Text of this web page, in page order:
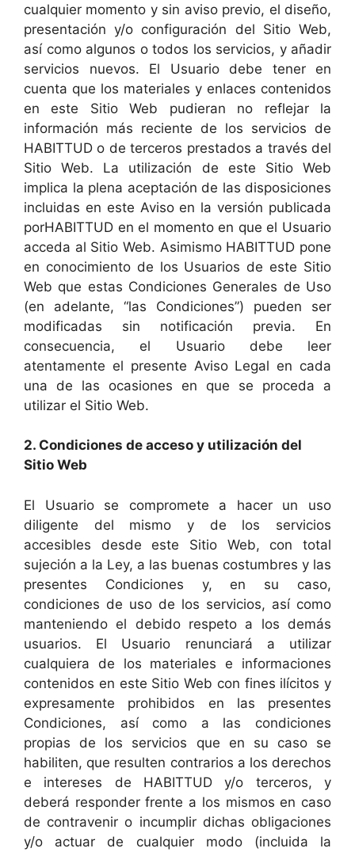
cualquier momento y sin aviso previo, el diseño,
presentación y/o configuración del Sitio Web,
así como algunos o todos los servicios, y añadir
servicios nuevos. El Usuario debe tener en
cuenta que los materiales y enlaces contenidos
en este Sitio Web pudieran no reflejar la
información más reciente de los servicios de
HABITTUD o de terceros prestados a través del
Sitio Web. La utilización de este Sitio Web
implica la plena aceptación de las disposiciones
incluidas en este Aviso en la versión publicada
porHABITTUD en el momento en que el Usuario
acceda al Sitio Web. Asimismo HABITTUD pone
en conocimiento de los Usuarios de este Sitio
Web que estas Condiciones Generales de Uso
(en adelante, “las Condiciones”) pueden ser
modificadas sin notificación previa. En
consecuencia, el Usuario debe leer
atentamente el presente Aviso Legal en cada
una de las ocasiones en que se proceda a
utilizar el Sitio Web.
2. Condiciones de acceso y utilización del
Sitio Web
El Usuario se compromete a hacer un uso
diligente del mismo y de los servicios
accesibles desde este Sitio Web, con total
sujeción a la Ley, a las buenas costumbres y las
presentes Condiciones y, en su caso,
condiciones de uso de los servicios, así como
manteniendo el debido respeto a los demás
usuarios. El Usuario renunciará a utilizar
cualquiera de los materiales e informaciones
contenidos en este Sitio Web con fines ilícitos y
expresamente prohibidos en las presentes
Condiciones, así como a las condiciones
propias de los servicios que en su caso se
habiliten, que resulten contrarios a los derechos
e intereses de HABITTUD y/o terceros, y
deberá responder frente a los mismos en caso
de contravenir o incumplir dichas obligaciones
y/o actuar de cualquier modo (incluida la